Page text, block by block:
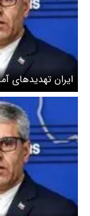
ایران تهدیدهای